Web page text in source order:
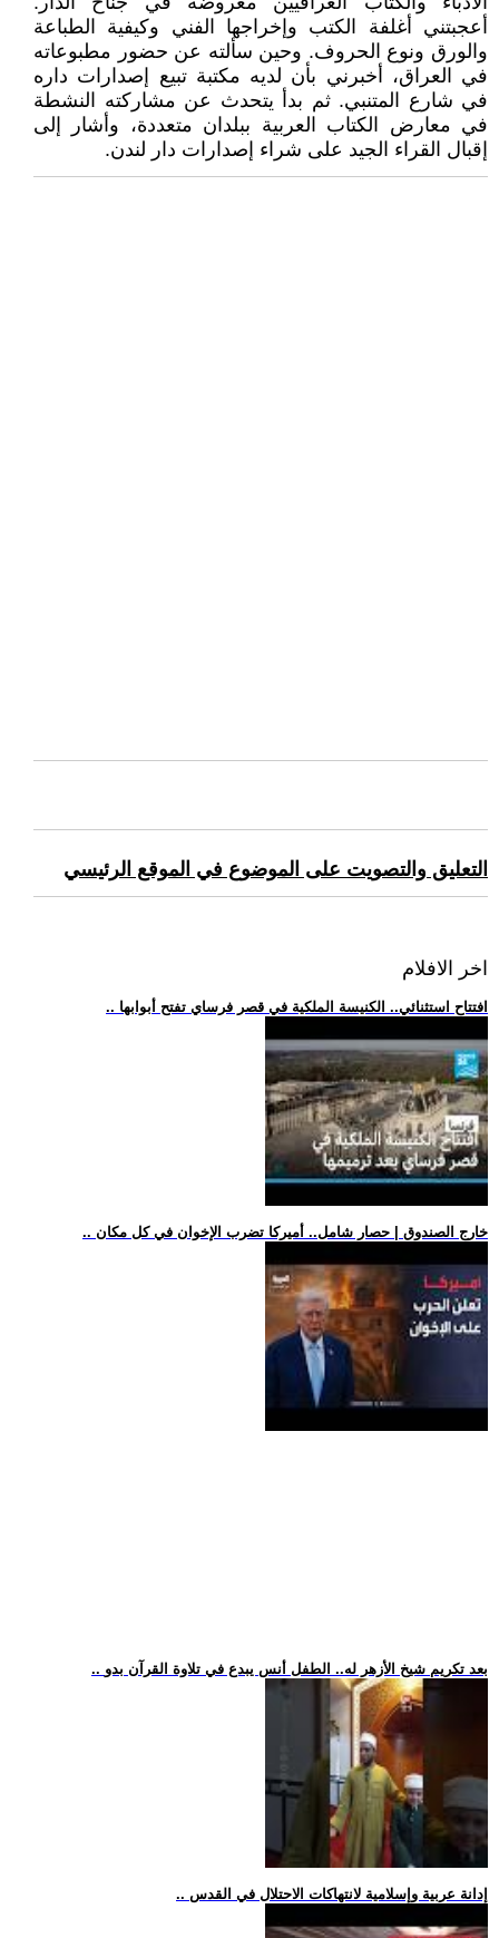
أعجبتني أغلفة الكتب وإخراجها الفني وكيفية الطباعة
والورق ونوع الحروف. وحين سألته عن حضور مطبوعاته
في العراق، أخبرني بأن لديه مكتبة تبيع إصدارات داره
في شارع المتنبي. ثم بدأ يتحدث عن مشاركته النشطة
في معارض الكتاب العربية ببلدان متعددة، وأشار إلى
إقبال القراء الجيد على شراء إصدارات دار لندن.
التعليق والتصويت على الموضوع في الموقع الرئيسي
اخر الافلام
.. افتتاح استثنائي.. الكنيسة الملكية في قصر فرساي تفتح أبوابها
.. خارج الصندوق | حصار شامل.. أميركا تضرب الإخوان في كل مكان
.. بعد تكريم شيخ الأزهر له.. الطفل أنس يبدع في تلاوة القرآن بدو
.. إدانة عربية وإسلامية لانتهاكات الاحتلال في القدس